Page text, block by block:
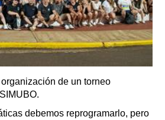
de un torneo
debemos reprogramarlo, pero